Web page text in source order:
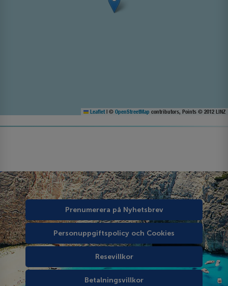
Leaflet | © OpenStreetMap contributors, Points © 2012 LINZ
Prenumerera på Nyhetsbrev
Personuppgiftspolicy och Cookies
Resevillkor
Betalningsvillkor